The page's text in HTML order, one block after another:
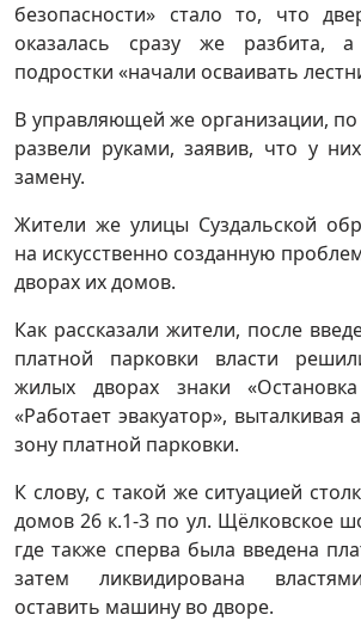
безопасности» стало то, что
оказалась сразу же разбита,
подростки «начали осваивать
В управляющей же организации,
развели руками, заявив, что у
замену.
Жители же улицы Суздальской
на искусственно созданную
дворах их домов.
Как рассказали жители, после
платной парковки власти
жилых дворах знаки
«Работает эвакуатор», выталкивая
зону платной парковки.
К слову, с такой же ситуацией
домов 26 к.1-3 по ул. Щёлковское
где также сперва была введена
затем ликвидирована
оставить машину во дворе.